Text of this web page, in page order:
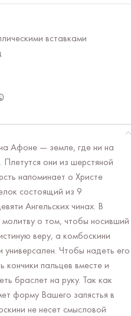
вставками
Афоне — земле, где ни на
они из шерстяной
напоминает о Христе
состоящий из 9
Ангельских чинах. В
о том, чтобы носивший
веру, а комбоскини
Чтобы надеть его
кончики пальцев вместе и
браслет на руку. Так как
форму Вашего запястья в
не несет смысловой